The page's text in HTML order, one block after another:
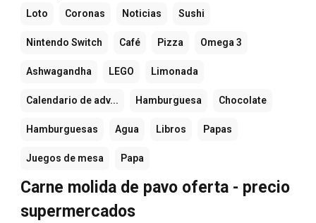
Loto Coronas Noticias Sushi
Nintendo Switch Café Pizza Omega 3
Ashwagandha LEGO Limonada
Calendario de adv... Hamburguesa Chocolate
Hamburguesas Agua Libros Papas
Juegos de mesa Papa
Carne molida de pavo oferta - precio
supermercados